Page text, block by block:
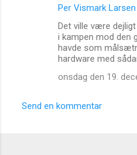
Per Vismark Larsen
Det ville være
i kampen mod den
havde som
hardware med
onsdag den 19.
Send en kommentar